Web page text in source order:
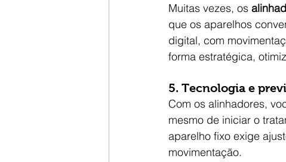
Muitas vezes, os
que os aparelhos
digital, com
forma estratégica,
5. Tecnologia e
Com os alinhadores,
mesmo de iniciar o
aparelho fixo exige
movimentação.